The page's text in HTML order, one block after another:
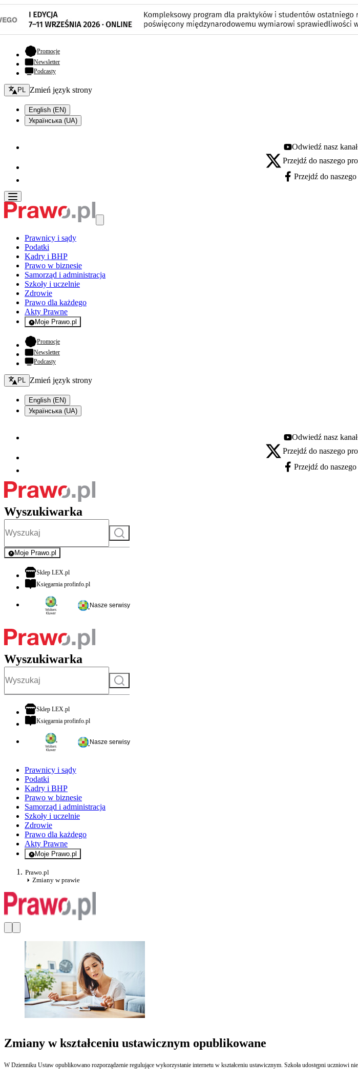
Promocje- otwiera się w nowej karcie
Newsletter
Podcasty
Zmień język - bieżący:
PL Zmień język strony
English (EN)
Українська (UA)
Youtube - otwiera się w
Odwiedź nasz
X - otwiera się w nowej karcie
Przejdź do naszego
Facebook - otwiera się w
Przejdź do
Prawnicy i sądy
Podatki
Kadry i BHP
Prawo w biznesie
Samorząd i administracja
Szkoły i uczelnie
Zdrowie
Prawo dla każdego
Akty Prawne
Moje Prawo.pl
- rejestracja i logowanie do serwisu
Promocje- otwiera się w nowej karcie
Newsletter
Podcasty
Zmień język - bieżący:
PL Zmień język strony
English (EN)
Українська (UA)
Youtube - otwiera się w
Odwiedź nasz
X - otwiera się w nowej karcie
Przejdź do naszego
Facebook - otwiera się w
Przejdź do
Wyszukiwarka
Szukaj
Moje Prawo.pl
- rejestracja i logowanie do serwisu
Sklep LEX.plotwiera się w nowej karcie
Księgarnia profinfo.plotwiera się w nowej karcie
Nasze serwisy
Wyszukiwarka
Szukaj
Sklep LEX.plotwiera się w nowej karcie
Księgarnia profinfo.plotwiera się w nowej karcie
Nasze serwisy
Prawnicy i sądy
Podatki
Kadry i BHP
Prawo w biznesie
Samorząd i administracja
Szkoły i uczelnie
Zdrowie
Prawo dla każdego
Akty Prawne
Moje Prawo.pl
- rejestracja i logowanie do serwisu
Prawo.pl
Zmiany w prawie
Zmiany w kształceniu ustawicznym opublikowane
W Dzienniku Ustaw opublikowano rozporządzenie regulujące wykorzystanie internetu w kształceniu ustawicznym. Szkoła udostępni uczniowi